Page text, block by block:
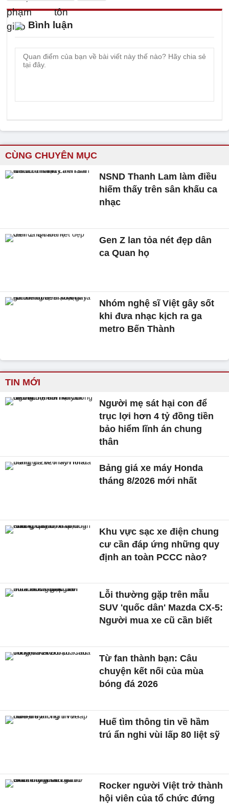
Bình luận
CÙNG CHUYÊN MỤC
NSND Thanh Lam làm điều
hiếm thấy trên sân khấu ca
nhạc
Gen Z lan tỏa nét đẹp dân
ca Quan họ
Nhóm nghệ sĩ Việt gây sốt
khi đưa nhạc kịch ra ga
metro Bến Thành
TIN MỚI
Người mẹ sát hại con để
trục lợi hơn 4 tỷ đồng tiền
bảo hiểm lĩnh án chung
thân
Bảng giá xe máy Honda
tháng 8/2026 mới nhất
Khu vực sạc xe điện chung
cư cần đáp ứng những quy
định an toàn PCCC nào?
Lỗi thường gặp trên mẫu
SUV 'quốc dân' Mazda CX-5:
Người mua xe cũ cần biết
Từ fan thành bạn: Câu
chuyện kết nối của mùa
bóng đá 2026
Huế tìm thông tin về hầm
trú ẩn nghi vùi lấp 80 liệt sỹ
Rocker người Việt trở thành
hội viên của tổ chức đứng